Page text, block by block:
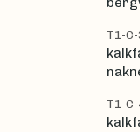
T1-C-
T1-